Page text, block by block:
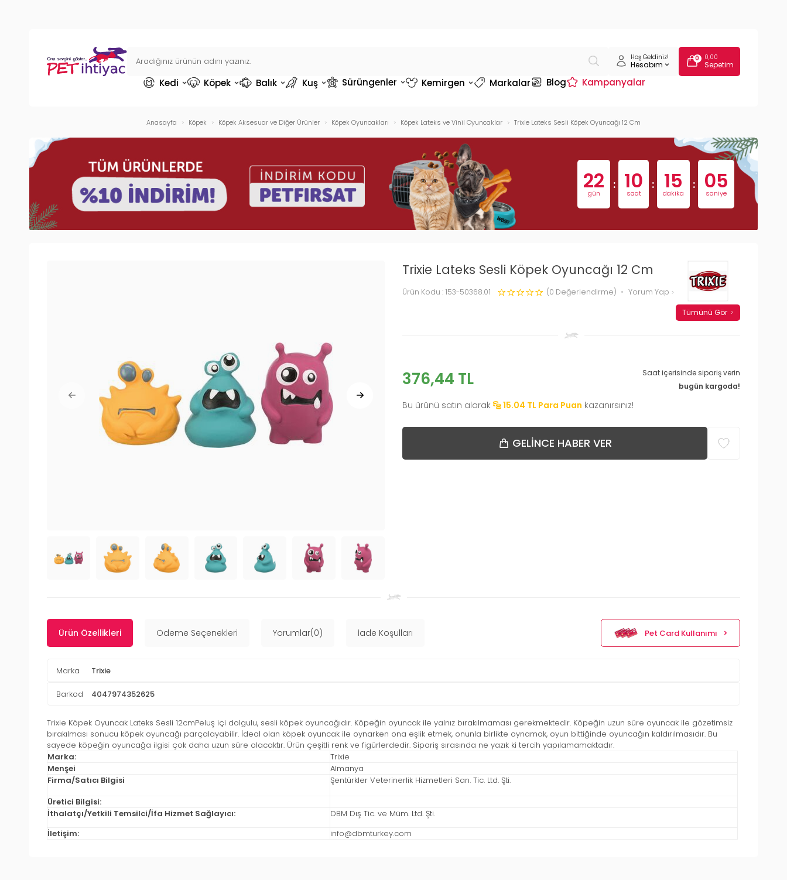
Hoş Geldiniz!
Hesabım
0 0,00
Sepetim
Kedi Köpek Balık Kuş Sürüngenler Kemirgen Markalar Blog Kampanyalar
Anasayfa Köpek Köpek Aksesuar ve Diğer Ürünler Köpek Oyuncakları Köpek Lateks ve Vinil Oyuncaklar Trixie Lateks Sesli Köpek Oyuncağı 12 Cm
22
gün
: 10
saat
: 15
dakika
: 04
saniye
Trixie Lateks Sesli Köpek Oyuncağı 12 Cm
Ürün Kodu : 153-50368.01 (0 Değerlendirme) Yorum Yap
Tümünü Gör
376,44 TL
Saat içerisinde sipariş verin
bugün kargoda!
Bu ürünü satın alarak 15.04 TL Para Puan kazanırsınız!
GELINCE HABER VER
Ürün Özellikleri Ödeme Seçenekleri Yorumlar(0) İade Koşulları Pet Card Kullanımı
Marka Trixie
Barkod 4047974352625
Trixie Köpek Oyuncak Lateks Sesli 12cmPeluş içi dolgulu, sesli köpek oyuncağıdır. Köpeğin oyuncak ile yalnız bırakılmaması gerekmektedir. Köpeğin uzun süre oyuncak ile gözetimsiz
bırakılması sonucu köpek oyuncağı parçalayabilir. İdeal olan köpek oyuncak ile oynarken ona eşlik etmek, onunla birlikte oynamak, oyun bittiğinde oyuncağın kaldırılmasıdır. Bu
sayede köpeğin oyuncağa ilgisi çok daha uzun süre olacaktır. Ürün çeşitli renk ve figürlerdedir. Sipariş sırasında ne yazık ki tercih yapılamamaktadır.
Marka:
Trixie
Menşei
Almanya
Firma/Satıcı Bilgisi
Şentürkler Veterinerlik Hizmetleri San. Tic. Ltd. Şti.
Üretici Bilgisi:
İthalatçı/Yetkili Temsilci/İfa Hizmet Sağlayıcı:
DBM Dış Tic. ve Müm. Ltd. Şti.
İletişim:
info@dbmturkey.com